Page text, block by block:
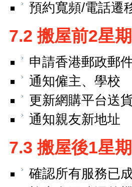
預約寬頻/電話遷
7.2 搬屋前2星期
申請香港郵政郵
通知僱主、學校
更新網購平台送
通知親友新地址
7.3 搬屋後1星
確認所有服務已